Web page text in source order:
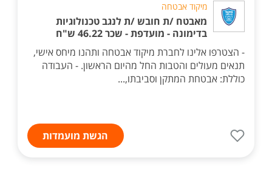
מיקוד אבטחה
מאבטח /ת חובש /ת לנגב טכנולוגיות
בדימונה - מועדפת - שכר 46.22 ש"ח
- הצטרפו אלינו לחברת מיקוד אבטחה ותהנו מיחס אישי,
תנאים מעולים והטבות החל מהיום הראשון. - העבודה
כוללת: אבטחת המתקן וסביבתו,...
הגשת מועמדות